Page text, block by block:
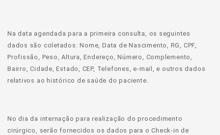
Na data agendada para a primeira consulta, os seguintes
dados são coletados: Nome, Data de Nascimento, RG, CPF,
Profissão, Peso, Altura, Endereço, Número, Complemento,
Bairro, Cidade, Estado, CEP, Telefones, e-mail, e outros dados
relativos ao histórico de saúde do paciente.
No dia da internação para realização do procedimento
cirúrgico, serão fornecidos os dados para o Check-in de